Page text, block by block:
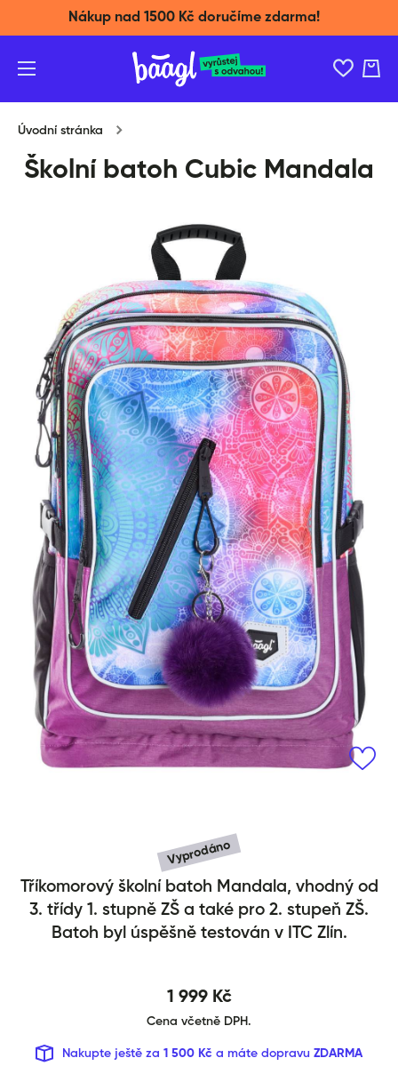
Přeskočit na obsah
Nákup nad 1500 Kč doručíme zdarma!
Košík
Úvodní stránka
Školní batoh Cubic Mandala
Vyprodáno
Školní batoh Cubic Mandala
Tříkomorový školní batoh Mandala, vhodný od
3. třídy 1. stupně ZŠ a také pro 2. stupeň ZŠ.
Batoh byl úspěšně testován v ITC Zlín.
1 999 Kč
Cena včetně DPH.
Nakupte ještě za 1 500 Kč a máte dopravu ZDARMA